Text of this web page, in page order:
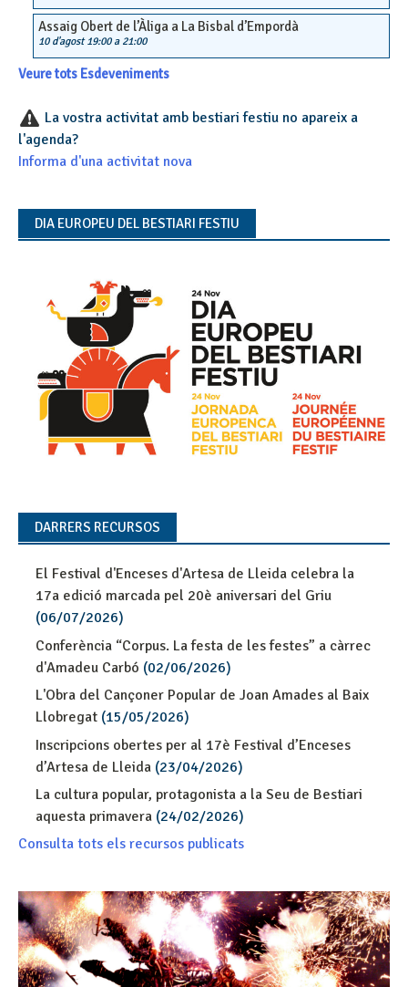
Assaig Obert de l’Àliga a La Bisbal d’Empordà
10 d'agost 19:00a 21:00
Veure tots Esdeveniments
La vostra activitat amb bestiari festiu no apareix a
l'agenda?
Informa d'una activitat nova
DIA EUROPEU DEL BESTIARI FESTIU
DARRERS RECURSOS
El Festival d'Enceses d'Artesa de Lleida celebra la
17a edició marcada pel 20è aniversari del Griu
(06/07/2026)
Conferència “Corpus. La festa de les festes” a càrrec
d'Amadeu Carbó (02/06/2026)
L'Obra del Cançoner Popular de Joan Amades al Baix
Llobregat (15/05/2026)
Inscripcions obertes per al 17è Festival d’Enceses
d’Artesa de Lleida (23/04/2026)
La cultura popular, protagonista a la Seu de Bestiari
aquesta primavera (24/02/2026)
Consulta tots els recursos publicats